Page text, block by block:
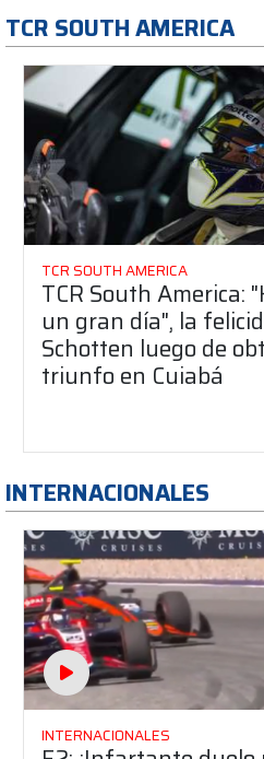
TCR SOUTH AMERICA
TCR SOUTH AMERICA
TCR South America:
un gran día", la
Schotten luego de
triunfo en Cuiabá
INTERNACIONALES
INTERNACIONALES